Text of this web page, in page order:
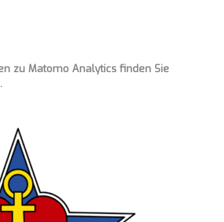
zu Matomo Analytics finden Sie
.